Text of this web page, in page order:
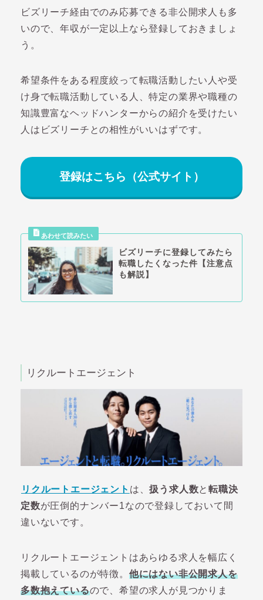
ビズリーチ経由でのみ応募できる非公開求人も多
いので、年収が一定以上なら登録しておきましょ
う。
希望条件をある程度絞って転職活動したい人や受
け身で転職活動している人、特定の業界や職種の
知識豊富なヘッドハンターからの紹介を受けたい
人はビズリーチとの相性がいいはずです。
登録はこちら（公式サイト）
ビズリーチに登録してみたら
転職したくなった件【注意点
も解説】
リクルートエージェント
リクルートエージェント は、扱う求人数と転職決
定数が圧倒的ナンバー1なので登録しておいて間
違いないです。
リクルートエージェントはあらゆる求人を幅広く
掲載しているのが特徴。 他にはない非公開求人を
多数抱えているので、希望の求人が見つかりま